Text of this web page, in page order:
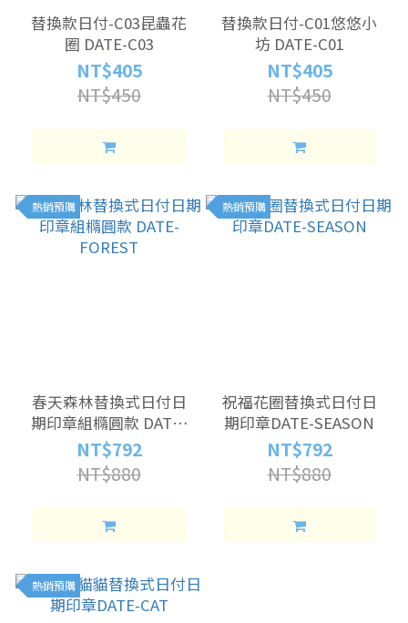
替換款日付-C03昆蟲花
圈 DATE-C03
NT$405
NT$450
替換款日付-C01悠悠小
坊 DATE-C01
NT$405
NT$450
熱銷預購
春天森林替換式日付日
期印章組橢圓款 DATE-
FOREST
NT$792
NT$880
熱銷預購
祝福花圈替換式日付日
期印章DATE-SEASON
NT$792
NT$880
熱銷預購